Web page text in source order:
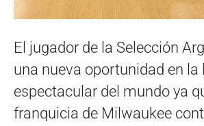
El jugador de la Selección
una nueva oportunidad en la
espectacular del mundo ya
franquicia de Milwaukee